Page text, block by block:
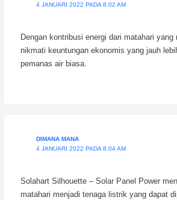
4 JANUARI 2022 PADA 8:02 AM
Dengan kontribusi energi dari matahari yang
nikmati keuntungan ekonomis yang jauh
pemanas air biasa.
DIMANA MANA
4 JANUARI 2022 PADA 8:04 AM
Solahart Silhouette – Solar Panel Power
matahari menjadi tenaga listrik yang dapat